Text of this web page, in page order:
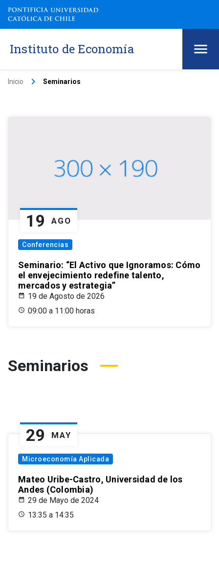
Instituto de Economía
Inicio keyboard_arrow_right Seminarios
19 AGO
Conferencias
Seminario: “El Activo que Ignoramos: Cómo
el envejecimiento redefine talento,
mercados y estrategia”
19 de Agosto de 2026
09:00 a 11:00 horas
Seminarios
29 MAY
Microeconomía Aplicada
Mateo Uribe-Castro, Universidad de los
Andes (Colombia)
29 de Mayo de 2024
13:35 a 14:35